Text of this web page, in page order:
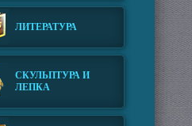
ЛИТЕРАТУРА
СКУЛЬПТУРА И
ЛЕПКА